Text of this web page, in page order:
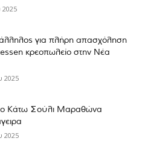
2025
για πλήρη απασχόληση
κρεοπωλείο στην Νέα
2025
Κάτω Σούλι Μαραθώνα
2025